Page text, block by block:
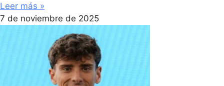
Leer más »
7 de noviembre de 2025